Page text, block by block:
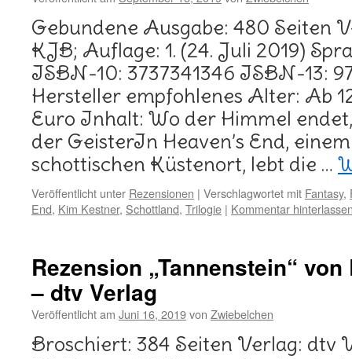
Gebundene Ausgabe: 480 Seiten
KJB; Auflage: 1. (24. Juli 2019)
ISBN-10: 3737341346 ISBN-13:
Hersteller empfohlenes Alter: Ab
Euro Inhalt: Wo der Himmel
der GeisterIn Heaven’s End,
schottischen Küstenort, lebt die …
Veröffentlicht unter Rezensionen | Verschlagwortet mit Fantasy,
End, Kim Kestner, Schottland, Trilogie | Kommentar
Rezension „Tannenstein“
– dtv Verlag
Veröffentlicht am Juni 16, 2019von Zwiebelchen
Broschiert: 384 Seiten Verlag: dtv